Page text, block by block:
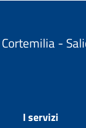
-
I servizi